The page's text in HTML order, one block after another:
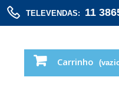
TELEVENDAS: 11
Carrinho